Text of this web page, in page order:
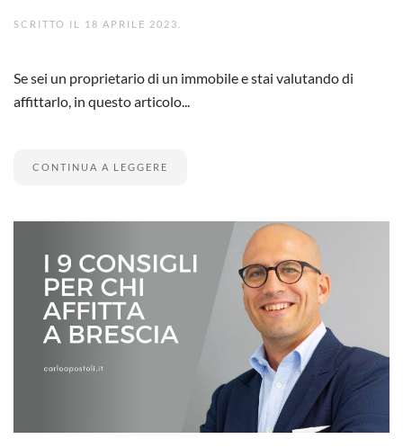
SCRITTO IL 18 APRILE 2023
Se sei un proprietario di un immobile e stai valutando di
affittarlo, in questo articolo...
CONTINUA A LEGGERE